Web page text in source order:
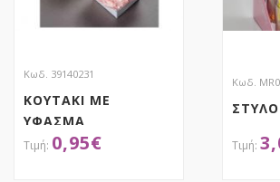
Κωδ. 39140231
ΚΟΥΤΑΚΙ ΜΕ
ΥΦΑΣΜΑ
ΤΡΙΑΝΤΑΦΥΛΛΑ
0,95€
Κωδ.